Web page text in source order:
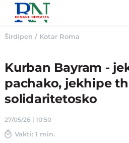
Romane
Nemivata
Širdipen / Kotar Roma
Kurban Bayram -
pachako, jekhipe
solidaritetosko
27/05/26 | 10:50
Vakti: 1 min.